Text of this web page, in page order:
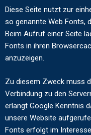
Diese Seite nutzt zur
so genannte Web Fonts,
Beim Aufruf einer Seite
Fonts in ihren
anzuzeigen.
Zu diesem Zweck muss
Verbindung zu den
erlangt Google Kenntnis
unsere Website
Fonts erfolgt im